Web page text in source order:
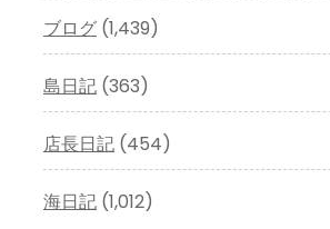
ブログ (1,439)
島日記 (363)
店長日記 (454)
海日記 (1,012)